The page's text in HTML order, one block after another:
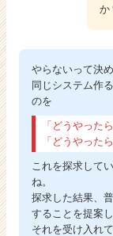
か
やらないって決
同じシステム作
のを
「どうやった
「どうやった
これを探求して
ね。
探求した結果、
することを提案し
それを受け入れ